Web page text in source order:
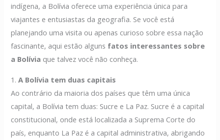
indígena, a Bolívia oferece uma experiência única para
viajantes e entusiastas da geografia. Se você está
planejando uma visita ou apenas curioso sobre essa nação
fascinante, aqui estão alguns fatos interessantes sobre
a Bolívia que talvez você não conheça.
1.A Bolívia tem duas capitais
Ao contrário da maioria dos países que têm uma única
capital, a Bolívia tem duas: Sucre e La Paz. Sucre é a capital
constitucional, onde está localizada a Suprema Corte do
país, enquanto La Paz é a capital administrativa, abrigando